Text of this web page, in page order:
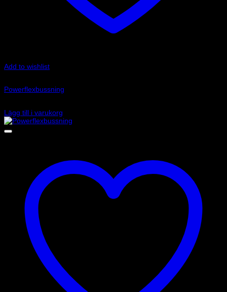
Add to wishlist
Powerflexbussning
Lägg till i varukorg